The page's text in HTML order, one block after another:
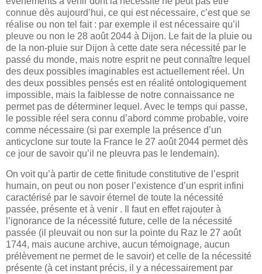
connue dès aujourd’hui, ce qui est nécessaire, c’est que se
réalise ou non tel fait : par exemple il est nécessaire qu’il
pleuve ou non le 28 août 2044 à Dijon. Le fait de la pluie ou
de la non-pluie sur Dijon à cette date sera nécessité par le
passé du monde, mais notre esprit ne peut connaître lequel
des deux possibles imaginables est actuellement réel. Un
des deux possibles pensés est en réalité ontologiquement
impossible, mais la faiblesse de notre connaissance ne
permet pas de déterminer lequel. Avec le temps qui passe,
le possible réel sera connu d’abord comme probable, voire
comme nécessaire (si par exemple la présence d’un
anticyclone sur toute la France le 27 août 2044 permet dès
ce jour de savoir qu’il ne pleuvra pas le lendemain).
On voit qu’à partir de cette finitude constitutive de l’esprit
humain, on peut ou non poser l’existence d’un esprit infini
caractérisé par le savoir éternel de toute la nécessité
passée, présente et à venir . Il faut en effet rajouter à
l’ignorance de la nécessité future, celle de la nécessité
passée (il pleuvait ou non sur la pointe du Raz le 27 août
1744, mais aucune archive, aucun témoignage, aucun
prélèvement ne permet de le savoir) et celle de la nécessité
présente (à cet instant précis, il y a nécessairement par